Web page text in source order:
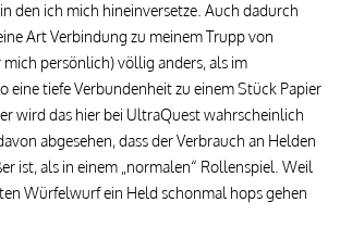
den ich mich hineinversetze. Auch dadurch
Art Verbindung zu meinem Trupp von
mich persönlich) völlig anders, als im
eine tiefe Verbundenheit zu einem Stück Papier
wird das hier bei UltraQuest wahrscheinlich
abgesehen, dass der Verbrauch an Helden
ist, als in einem „normalen“ Rollenspiel. Weil
Würfelwurf ein Held schonmal hops gehen